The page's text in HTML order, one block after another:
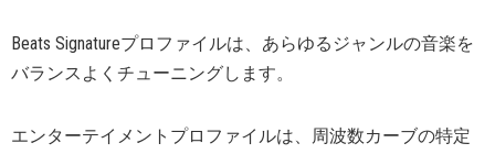
Beats Signatureプロファイルは、あらゆるジャンルの音楽を
バランスよくチューニングします。
エンターテイメントプロファイルは、周波数カーブの特定